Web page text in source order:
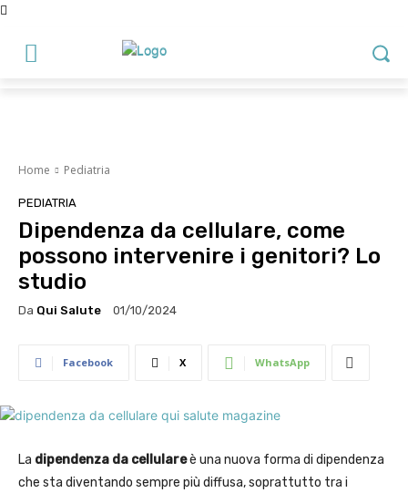
Home Pediatria
PEDIATRIA
Dipendenza da cellulare, come
possono intervenire i genitori? Lo
studio
Da Qui Salute 01/10/2024
Facebook X WhatsApp
La dipendenza da cellulareè una nuova forma di dipendenza
che sta diventando sempre più diffusa, soprattutto tra i